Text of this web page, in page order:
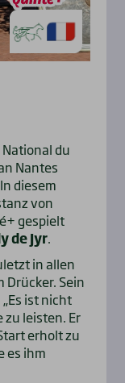
du
Nantes
diesem
von
gespielt
de Jyr.
in allen
Drücker. Sein
ist nicht
zu leisten. Er
erholt zu
es ihm